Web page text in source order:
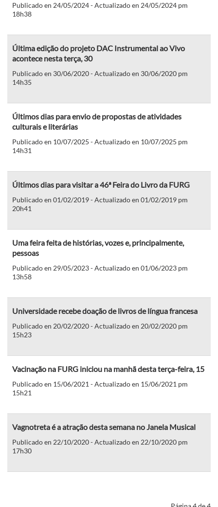
Publicado en 24/05/2024 - Actualizado en 24/05/2024 pm
18h38
Última edição do projeto DAC Instrumental ao Vivo
acontece nesta terça, 30
Publicado en 30/06/2020 - Actualizado en 30/06/2020 pm
14h35
Últimos dias para envio de propostas de atividades
culturais e literárias
Publicado en 10/07/2025 - Actualizado en 10/07/2025 pm
14h31
Últimos dias para visitar a 46ª Feira do Livro da FURG
Publicado en 01/02/2019 - Actualizado en 01/02/2019 pm
20h41
Uma feira feita de histórias, vozes e, principalmente,
pessoas
Publicado en 29/05/2023 - Actualizado en 01/06/2023 pm
13h58
Universidade recebe doação de livros de língua francesa
Publicado en 20/02/2020 - Actualizado en 20/02/2020 pm
15h23
Vacinação na FURG iniciou na manhã desta terça-feira, 15
Publicado en 15/06/2021 - Actualizado en 15/06/2021 pm
15h21
Vagnotreta é a atração desta semana no Janela Musical
Publicado en 22/10/2020 - Actualizado en 22/10/2020 pm
17h30